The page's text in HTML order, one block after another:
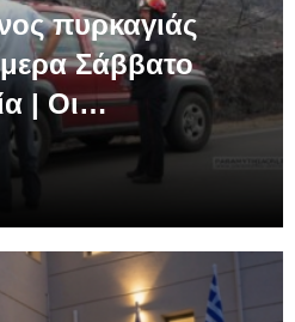
πυρκαγιάς
Σάββατο
| Οι…